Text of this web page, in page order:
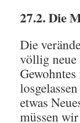
27.2. Die
Die
völlig
etwas
müssen